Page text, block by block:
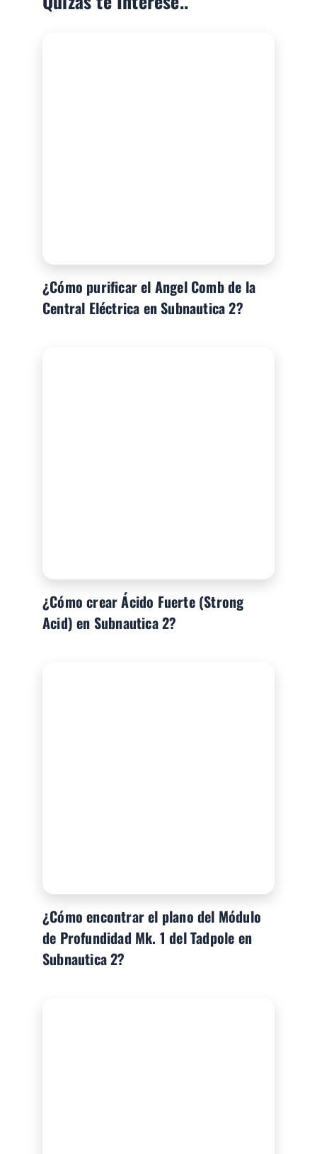
¿Cómo purificar el Angel Comb de la
Central Eléctrica en Subnautica 2?
¿Cómo crear Ácido Fuerte (Strong
Acid) en Subnautica 2?
¿Cómo encontrar el plano del Módulo
de Profundidad Mk. 1 del Tadpole en
Subnautica 2?